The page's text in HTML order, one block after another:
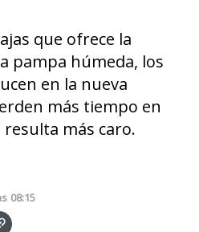
que ofrece la
pampa húmeda, los
en la nueva
más tiempo en
más caro.
08:15